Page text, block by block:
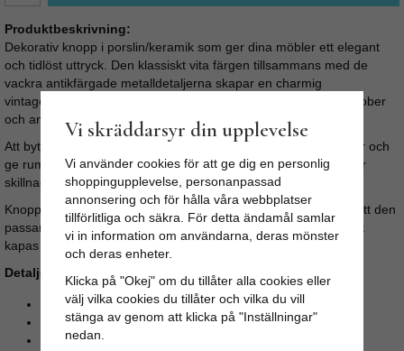
Produktbeskrivning:
Dekorativ knopp i porslin/keramik som ger dina möbler ett elegant
och tidlöst uttryck. Den klassiskt vita färgen tillsammans med de
vackra antikfärgade metalldetaljerna skapar en charmig
vintagekänsla som passar lika fint på byråer, köksskåp, garderober
och andra möbler i hemmet.
Att byta knoppar är ett enkelt och prisvärt sätt att förnya möbler och
ge rummet ett lyft med små medel – en liten detalj som gör stor
skillnad.
Knoppen levereras med en M4-skruv på ca 3,5 cm, vilket gör att den
passar de flesta luckor och lådor. Vid behov kan skruven enkelt
kapas för att få perfekt passform.
Detaljer:
Material: Porslin/keramik
Färg: Vit med antikfärgade metalldetaljer
Skruv: M4, ca 3,5 cm lång
Vi skräddarsyr din upplevelse
Vi använder cookies för att ge dig en personlig
shoppingupplevelse, personanpassad
annonsering och för hålla våra webbplatser
tillförlitliga och säkra. För detta ändamål samlar
vi in information om användarna, deras mönster
och deras enheter.
Klicka på "Okej" om du tillåter alla cookies eller
välj vilka cookies du tillåter och vilka du vill
stänga av genom att klicka på "Inställningar"
nedan.